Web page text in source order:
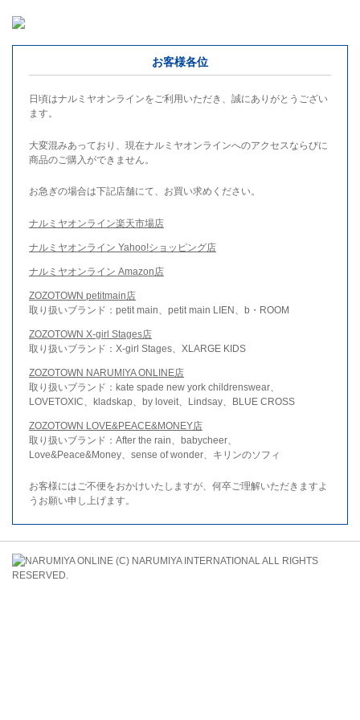
お客様各位
日頃はナルミヤオンラインをご利用いただき、誠にありがとうござい
ます。
大変混みあっており、現在ナルミヤオンラインへのアクセスならびに
商品のご購入ができません。
お急ぎの場合は下記店舗にて、お買い求めください。
ナルミヤオンライン楽天市場店
ナルミヤオンライン Yahoo!ショッピング店
ナルミヤオンライン Amazon店
ZOZOTOWN petitmain店
取り扱いブランド：petit main、petit main LIEN、b・ROOM
ZOZOTOWN X-girl Stages店
取り扱いブランド：X-girl Stages、XLARGE KIDS
ZOZOTOWN NARUMIYA ONLINE店
取り扱いブランド：kate spade new york childrenswear、
LOVETOXIC、kladskap、by loveit、Lindsay、BLUE CROSS
ZOZOTOWN LOVE&PEACE&MONEY店
取り扱いブランド：After the rain、babycheer、
Love&Peace&Money、sense of wonder、キリンのソフィ
お客様にはご不便をおかけいたしますが、何卒ご理解いただきますよ
うお願い申し上げます。